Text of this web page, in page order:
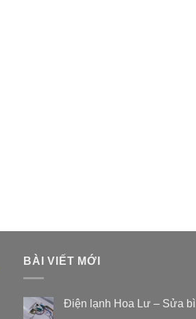
BÀI VIẾT MỚI
Điện lạnh Hoa Lư – Sửa